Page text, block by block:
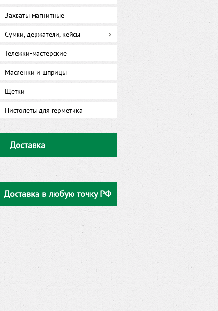
Захваты магнитные
Сумки, держатели, кейсы
Тележки-мастерские
Масленки и шприцы
Щетки
Пистолеты для герметика
Доставка
Доставка в любую точку РФ